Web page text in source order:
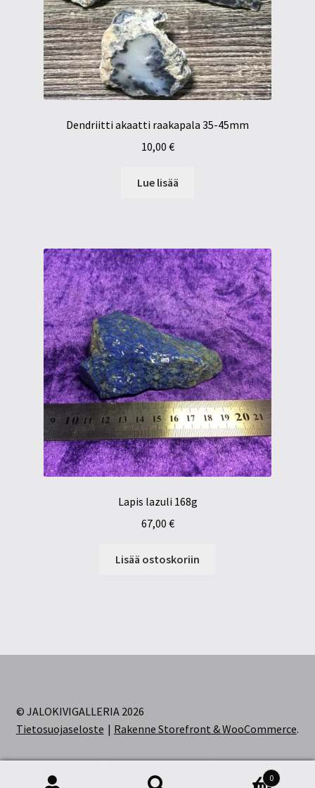
Dendriitti akaatti raakapala 35-45mm
10,00 €
Lue lisää
Lapis lazuli 168g
67,00 €
Lisää ostoskoriin
© JALOKIVIGALLERIA 2026
Tietosuojaseloste
Rakenne Storefront & WooCommerce.
0